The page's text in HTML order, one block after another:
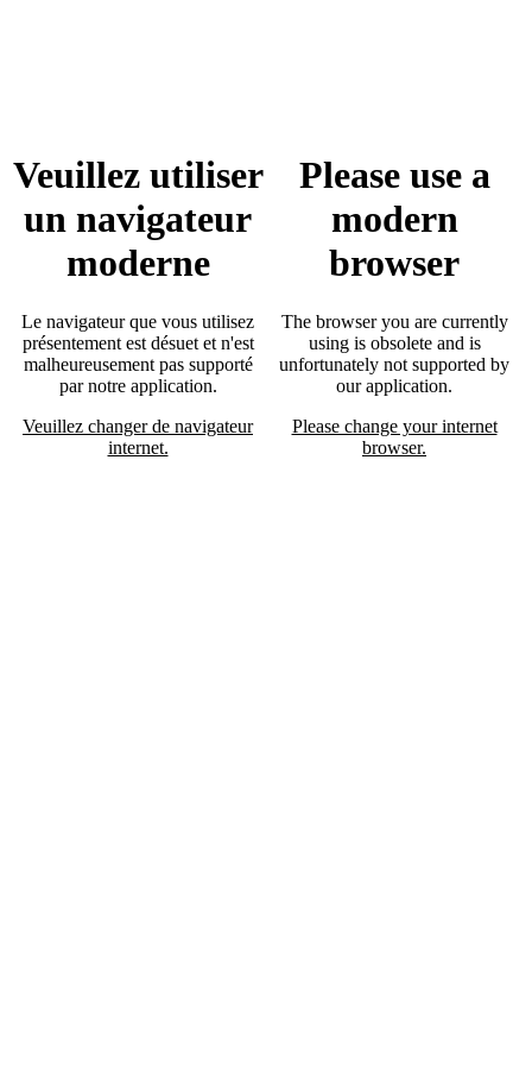
Veuillez utiliser
un navigateur
moderne
Le navigateur que vous utilisez
présentement est désuet et n'est
malheureusement pas supporté
par notre application.
Veuillez changer de navigateur
internet.
Please use a
modern
browser
The browser you are currently
using is obsolete and is
unfortunately not supported by
our application.
Please change your internet
browser.